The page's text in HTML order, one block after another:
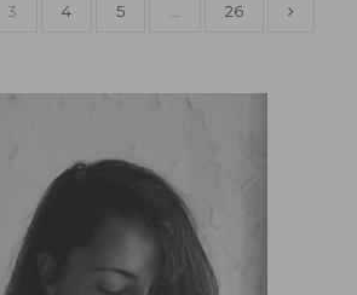
3 4 5 26